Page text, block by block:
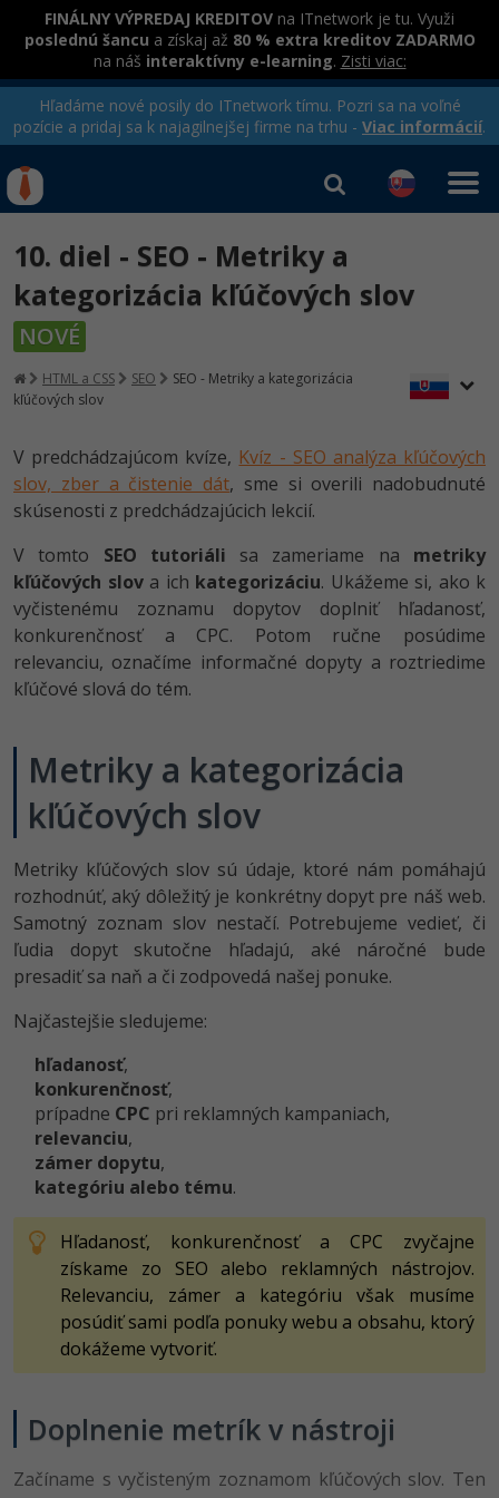
FINÁLNY VÝPREDAJ KREDITOV na ITnetwork je tu. Využi
poslednú šancu a získaj až 80 % extra kreditov ZADARMO
na náš interaktívny e-learning. Zisti viac:
Hľadáme nové posily do ITnetwork tímu. Pozri sa na voľné
pozície a pridaj sa k najagilnejšej firme na trhu - Viac informácií.
Rekvalifikačné kurzy
hradené úradom práce
Ako začať?
C# .NET -80%
Python -80%
JavaScript -80%
PHP
C++ -80%
Kotlin -80%
Céčko -80%
VB.NET
SQL
-80%
Umelá inteligencia
Pre deti
Fórum
Kurzy e-commerce
Marketing -30%
SEO -30%
UX
Business
MS Office -80%
Time management
Fórum
Siete
Kybernetická bezpečnost
Elektronický podpis
Windows
Kurzy dizajnu
HTML/CSS -80%
Photoshop
Adobe Illustrator -80%
Adobe Lightroom -30%
Príbehy absolventov
Blog
Médiá
Prihlásiť sa | Registrovať
10. diel - SEO - Metriky a
kategorizácia kľúčových slov
NOVÉ
HTML a CSS SEO
SEO - Metriky a kategorizácia
kľúčových slov
V predchádzajúcom kvíze, Kvíz - SEO analýza kľúčových
slov, zber a čistenie dát, sme si overili nadobudnuté
skúsenosti z predchádzajúcich lekcií.
V tomto SEO tutoriáli sa zameriame na metriky
kľúčových slova ich kategorizáciu. Ukážeme si, ako k
vyčistenému zoznamu dopytov doplniť hľadanosť,
konkurenčnosť a CPC. Potom ručne posúdime
relevanciu, označíme informačné dopyty a roztriedime
kľúčové slová do tém.
Metriky a kategorizácia
kľúčových slov
Metriky kľúčových slov sú údaje, ktoré nám pomáhajú
rozhodnúť, aký dôležitý je konkrétny dopyt pre náš web.
Samotný zoznam slov nestačí. Potrebujeme vedieť, či
ľudia dopyt skutočne hľadajú, aké náročné bude
presadiť sa naň a či zodpovedá našej ponuke.
Najčastejšie sledujeme:
hľadanosť,
konkurenčnosť,
prípadne CPC pri reklamných kampaniach,
relevanciu,
zámer dopytu,
kategóriu alebo tému.
Hľadanosť, konkurenčnosť a CPC zvyčajne
získame zo SEO alebo reklamných nástrojov.
Relevanciu, zámer a kategóriu však musíme
posúdiť sami podľa ponuky webu a obsahu, ktorý
dokážeme vytvoriť.
Doplnenie metrík v nástroji
Začíname s vyčisteným zoznamom kľúčových slov. Ten